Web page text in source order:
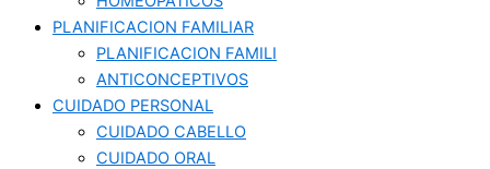
PLANIFICACION FAMILIAR
PLANIFICACION FAMILI
ANTICONCEPTIVOS
CUIDADO PERSONAL
CUIDADO CABELLO
CUIDADO ORAL